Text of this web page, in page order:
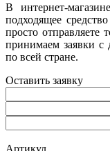
В интернет-
подходящее
просто отправляете
принимаем заявки с
по всей стране.
Оставить заявку
Артикул